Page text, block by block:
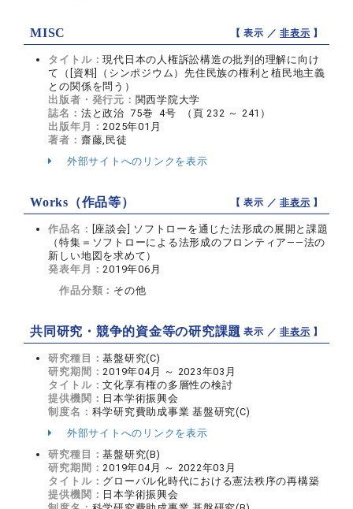
MISC 【 表示 ／非表示 】
タイトル：現代日本の人権訴訟構造の批判的理解に向け
て（[資料]（シンポジウム）先住民族の権利と植民地主義
との関係を問う）
出版者・発行元： 関西学院大学
誌名： 法と政治 75巻 4号 （頁 232 ～ 241）
出版年月：2025年01月
著者： 齋藤,民徒
外部サイトへのリンクを表示
Works（作品等） 【 表示 ／非表示 】
作品名：
[座談会] ソフトローを通じた法形成の展開と課題
（特集＝ソフトローによる法形成のフロンティア――法の
新しい地図を求めて）
発表年月：2019年06月
作品分類： その他
共同研究・競争的資金等の研究課題【 表示 ／非表示 】
研究種目：基盤研究(C)
研究期間：2019年04月 ～ 2023年03月
タイトル：文化享有権の多層性の検討
提供機関： 日本学術振興会
制度名： 科学研究費助成事業 基盤研究(C)
外部サイトへのリンクを表示
研究種目：基盤研究(B)
研究期間：2019年04月 ～ 2022年03月
タイトル： グローバル化時代における憲法秩序の再構築
提供機関： 日本学術振興会